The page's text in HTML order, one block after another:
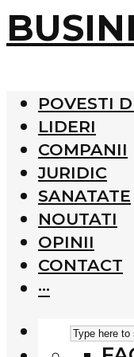
POVESTI
LIDERI
COMPANII
JURIDIC
SANATATE
NOUTATI
OPINII
CONTACT
···